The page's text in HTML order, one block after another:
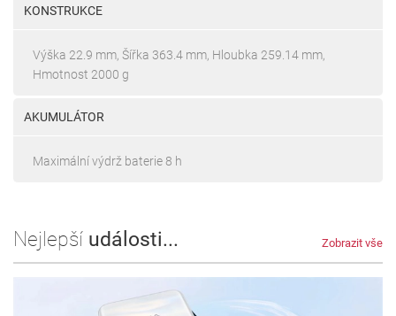
KONSTRUKCE
Výška 22.9 mm, Šířka 363.4 mm, Hloubka 259.14 mm,
Hmotnost 2000 g
AKUMULÁTOR
Maximální výdrž baterie 8 h
Nejlepší události... Zobrazit vše